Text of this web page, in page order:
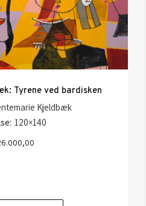
Tyrene ved bardisken
Kjeldbæk
120×140